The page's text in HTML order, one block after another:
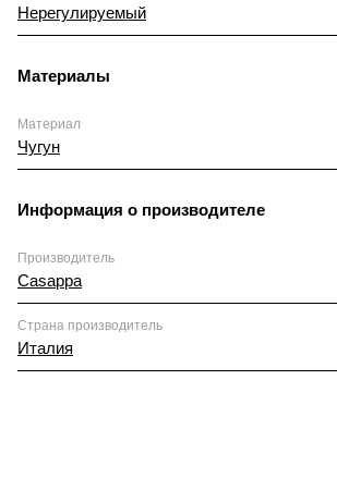
Нерегулируемый
Материалы
Материал
Чугун
Информация о производителе
Производитель
Casappa
Страна производитель
Италия